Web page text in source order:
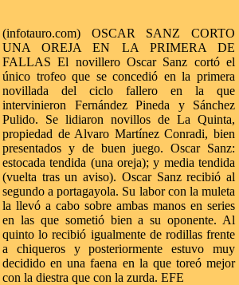
(infotauro.com) OSCAR SANZ CORTO
UNA OREJA EN LA PRIMERA DE
FALLAS El novillero Oscar Sanz cortó el
único trofeo que se concedió en la primera
novillada del ciclo fallero en la que
intervinieron Fernández Pineda y Sánchez
Pulido. Se lidiaron novillos de La Quinta,
propiedad de Alvaro Martínez Conradi, bien
presentados y de buen juego. Oscar Sanz:
estocada tendida (una oreja); y media tendida
(vuelta tras un aviso). Oscar Sanz recibió al
segundo a portagayola. Su labor con la muleta
la llevó a cabo sobre ambas manos en series
en las que sometió bien a su oponente. Al
quinto lo recibió igualmente de rodillas frente
a chiqueros y posteriormente estuvo muy
decidido en una faena en la que toreó mejor
con la diestra que con la zurda. EFE